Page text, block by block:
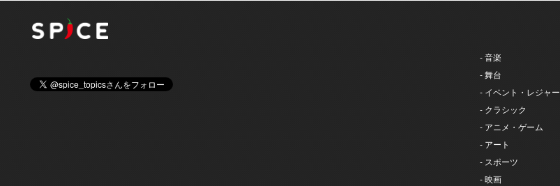
- 音楽
- 舞台
- イベント・レジャー
- クラシック
- アニメ・ゲーム
- アート
- スポーツ
- 映画